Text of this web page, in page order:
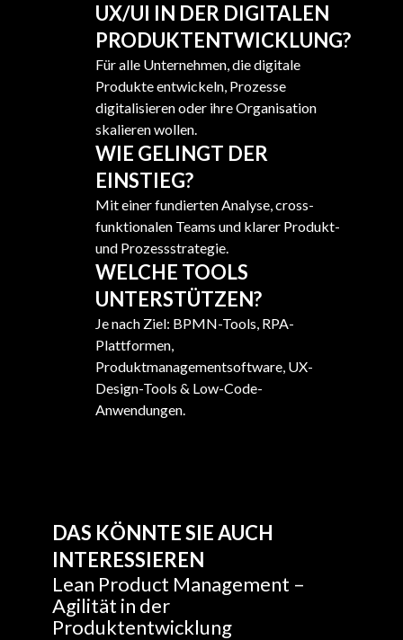
UX/UI IN DER DIGITALEN
PRODUKTENTWICKLUNG?
Für alle Unternehmen, die digitale
Produkte entwickeln, Prozesse
digitalisieren oder ihre Organisation
skalieren wollen.
WIE GELINGT DER
EINSTIEG?
Mit einer fundierten Analyse, cross-
funktionalen Teams und klarer Produkt-
und Prozessstrategie.
WELCHE TOOLS
UNTERSTÜTZEN?
Je nach Ziel: BPMN-Tools, RPA-
Plattformen,
Produktmanagementsoftware, UX-
Design-Tools & Low-Code-
Anwendungen.
DAS KÖNNTE SIE AUCH
INTERESSIEREN
Lean Product Management –
Agilität in der
Produktentwicklung